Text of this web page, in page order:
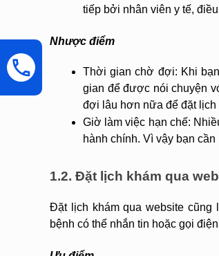
tiếp bởi nhân viên y tế,
Nhược điểm
Thời gian chờ đợi: Khi
gian để được nói chuyện
đợi lâu hơn nữa để đặt lịch
Giờ làm việc hạn chế:
hành chính. Vì vậy bạn
1.2. Đặt lịch khám qua
Đặt lịch khám qua website cũng
bệnh có thể nhắn tin hoặc gọi